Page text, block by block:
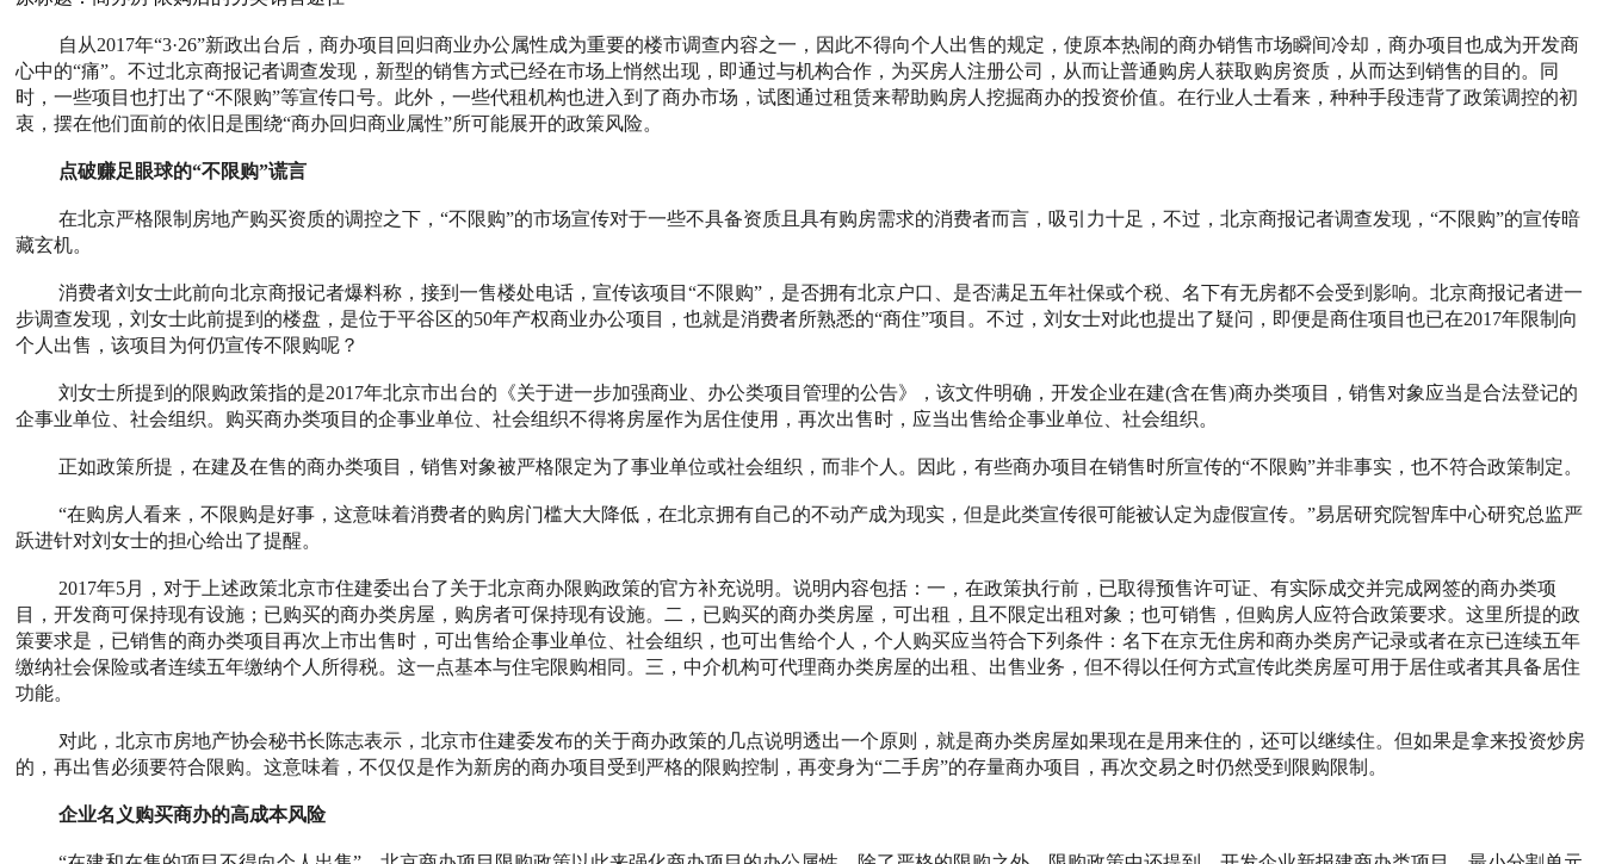
自从2017年“3·26”新政出台后，商办项目回归商业办公属性成为重要的楼市调查内容之一，因此不得向个人出售的规定，使原本热闹的商办销售市场瞬间冷却，商办项目也成为开发商
心中的“痛”。不过北京商报记者调查发现，新型的销售方式已经在市场上悄然出现，即通过与机构合作，为买房人注册公司，从而让普通购房人获取购房资质，从而达到销售的目的。同
时，一些项目也打出了“不限购”等宣传口号。此外，一些代租机构也进入到了商办市场，试图通过租赁来帮助购房人挖掘商办的投资价值。在行业人士看来，种种手段违背了政策调控的初
衷，摆在他们面前的依旧是围绕“商办回归商业属性”所可能展开的政策风险。
点破赚足眼球的“不限购”谎言
在北京严格限制房地产购买资质的调控之下，“不限购”的市场宣传对于一些不具备资质且具有购房需求的消费者而言，吸引力十足，不过，北京商报记者调查发现，“不限购”的宣传暗
藏玄机。
消费者刘女士此前向北京商报记者爆料称，接到一售楼处电话，宣传该项目“不限购”，是否拥有北京户口、是否满足五年社保或个税、名下有无房都不会受到影响。北京商报记者进一
步调查发现，刘女士此前提到的楼盘，是位于平谷区的50年产权商业办公项目，也就是消费者所熟悉的“商住”项目。不过，刘女士对此也提出了疑问，即便是商住项目也已在2017年限制向
个人出售，该项目为何仍宣传不限购呢？
刘女士所提到的限购政策指的是2017年北京市出台的《关于进一步加强商业、办公类项目管理的公告》，该文件明确，开发企业在建(含在售)商办类项目，销售对象应当是合法登记的
企事业单位、社会组织。购买商办类项目的企事业单位、社会组织不得将房屋作为居住使用，再次出售时，应当出售给企事业单位、社会组织。
正如政策所提，在建及在售的商办类项目，销售对象被严格限定为了事业单位或社会组织，而非个人。因此，有些商办项目在销售时所宣传的“不限购”并非事实，也不符合政策制定。
“在购房人看来，不限购是好事，这意味着消费者的购房门槛大大降低，在北京拥有自己的不动产成为现实，但是此类宣传很可能被认定为虚假宣传。”易居研究院智库中心研究总监严
跃进针对刘女士的担心给出了提醒。
2017年5月，对于上述政策北京市住建委出台了关于北京商办限购政策的官方补充说明。说明内容包括：一，在政策执行前，已取得预售许可证、有实际成交并完成网签的商办类项
目，开发商可保持现有设施；已购买的商办类房屋，购房者可保持现有设施。二，已购买的商办类房屋，可出租，且不限定出租对象；也可销售，但购房人应符合政策要求。这里所提的政
策要求是，已销售的商办类项目再次上市出售时，可出售给企事业单位、社会组织，也可出售给个人，个人购买应当符合下列条件：名下在京无住房和商办类房产记录或者在京已连续五年
缴纳社会保险或者连续五年缴纳个人所得税。这一点基本与住宅限购相同。三，中介机构可代理商办类房屋的出租、出售业务，但不得以任何方式宣传此类房屋可用于居住或者其具备居住
功能。
对此，北京市房地产协会秘书长陈志表示，北京市住建委发布的关于商办政策的几点说明透出一个原则，就是商办类房屋如果现在是用来住的，还可以继续住。但如果是拿来投资炒房
的，再出售必须要符合限购。这意味着，不仅仅是作为新房的商办项目受到严格的限购控制，再变身为“二手房”的存量商办项目，再次交易之时仍然受到限购限制。
企业名义购买商办的高成本风险